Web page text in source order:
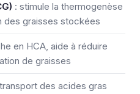
: stimule la thermogenèse
des graisses stockées
en HCA, aide à réduire
de graisses
des acides gras